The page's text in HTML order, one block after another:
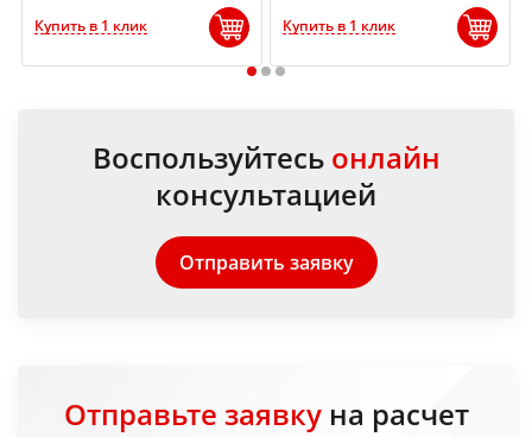
Купить в 1 клик Купить в 1 клик
1 2 3
Воспользуйтесь онлайн
консультацией
Отправить заявку
Отправьте заявкуна расчет